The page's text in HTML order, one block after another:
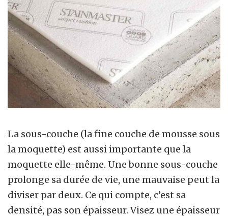
La sous-couche (la fine couche de mousse sous
la moquette) est aussi importante que la
moquette elle-même. Une bonne sous-couche
prolonge sa durée de vie, une mauvaise peut la
diviser par deux. Ce qui compte, c’est sa
densité, pas son épaisseur. Visez une épaisseur